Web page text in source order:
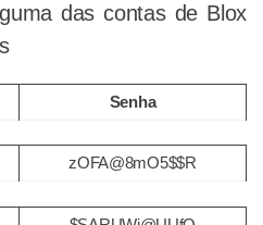
das contas de Blox
Senha
zOFA@8mO5$$R